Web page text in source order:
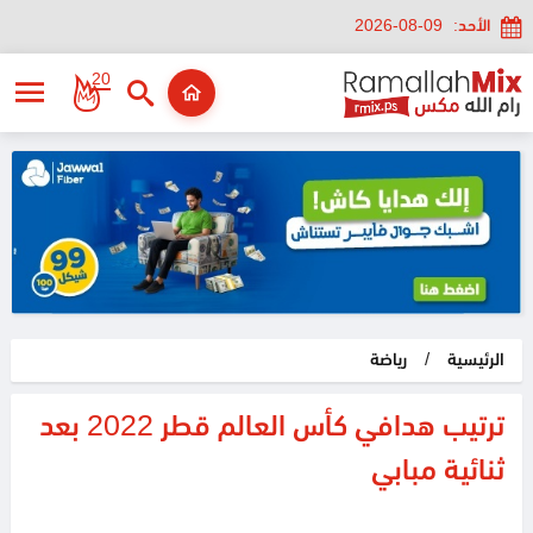
الأحد: 2026-08-09
20
الرئيسية / رياضة
ترتيب هدافي كأس العالم قطر 2022 بعد
ثنائية مبابي